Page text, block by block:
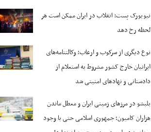
نیویورک پست: انقلاب در ایران ممکن است هر
لحظه رخ دهد
نوع دیگری از سرکوب و ارعاب؛ وکالتنامه‌های
ایرانیان خارج کشور مشروط به استعلام از
دادستانی و نهادهای امنیتی شد
بلبشو در مرزهای زمینی ایران و معطل ماندن
هزاران کامیون؛ جمهوری اسلامی حتی با وجود